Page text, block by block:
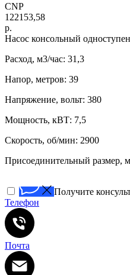
CNP
122153,58
р.
Насос консольный
Расход, м3/час: 31,3
Напор, метров: 39
Напряжение, вольт: 380
Мощность, кВТ: 7,5
Скорость, об/мин: 2900
Присоединительный размер,
Получите
Телефон
Почта